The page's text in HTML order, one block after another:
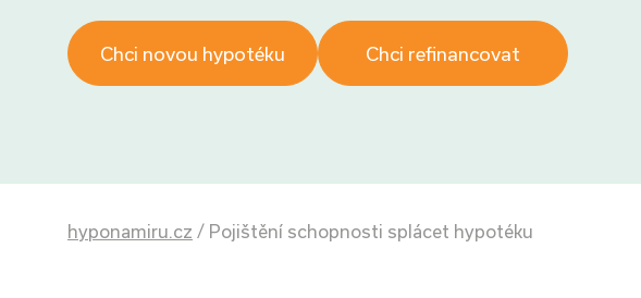
Chci novou hypotéku Chci refinancovat
hyponamiru.cz / Pojištění schopnosti splácet hypotéku